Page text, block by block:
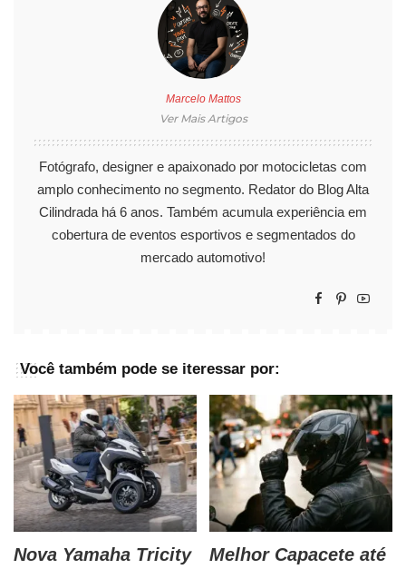
Marcelo Mattos
Ver Mais Artigos
Fotógrafo, designer e apaixonado por motocicletas com
amplo conhecimento no segmento. Redator do Blog Alta
Cilindrada há 6 anos. Também acumula experiência em
cobertura de eventos esportivos e segmentados do
mercado automotivo!
Você também pode se iteressar por:
Nova Yamaha Tricity
Melhor Capacete até